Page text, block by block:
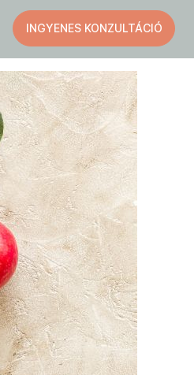
INGYENES KONZULTÁCIÓ